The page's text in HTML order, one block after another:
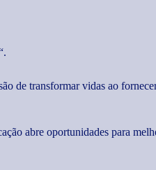
de transformar vidas ao
abre oportunidades para